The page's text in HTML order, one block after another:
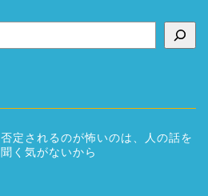
否定されるのが怖いのは、人の話を
聞く気がないから